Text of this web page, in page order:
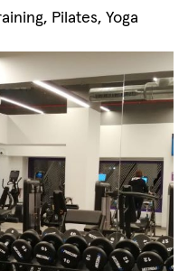
Pilates, Yoga